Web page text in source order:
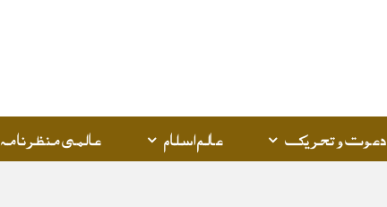
دعوت و تحریک عالم اسلام عالمی منظرنامہ